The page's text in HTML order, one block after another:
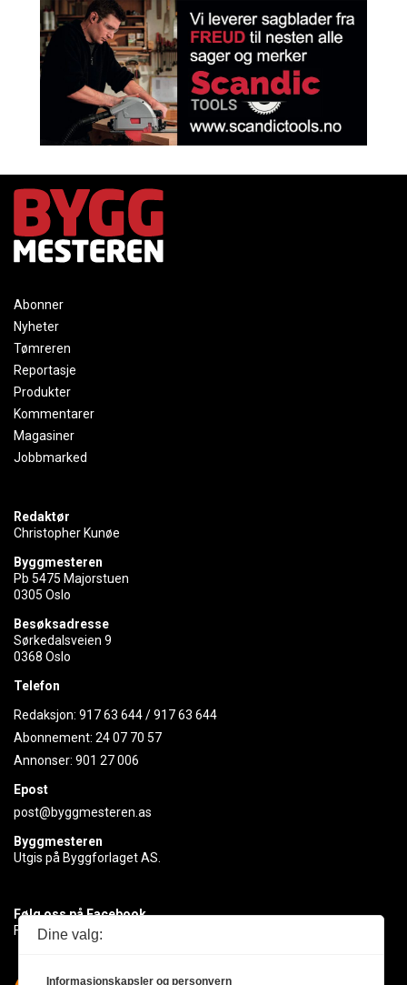
Abonner
Nyheter
Tømreren
Reportasje
Produkter
Kommentarer
Magasiner
Jobbmarked
Redaktør
Christopher Kunøe
Byggmesteren
Pb 5475 Majorstuen
0305 Oslo
Besøksadresse
Sørkedalsveien 9
0368 Oslo
Telefon
Redaksjon: 917 63 644/917 63 644
Abonnement: 24 07 70 57
Annonser: 901 27 006
Epost
post@byggmesteren.as
Byggmesteren
Utgis på Byggforlaget AS.
Følg oss på Facebook
Få med deg det siste innen byggebransjen
Dine valg:
Informasjonskapsler og personvern